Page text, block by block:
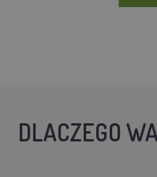
DLACZEGO